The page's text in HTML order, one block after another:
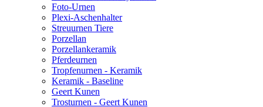
Foto-Urnen
Plexi-Aschenhalter
Streuurnen Tiere
Porzellan
Porzellankeramik
Pferdeurnen
Tropfenurnen - Keramik
Keramik - Baseline
Geert Kunen
Trosturnen - Geert Kunen